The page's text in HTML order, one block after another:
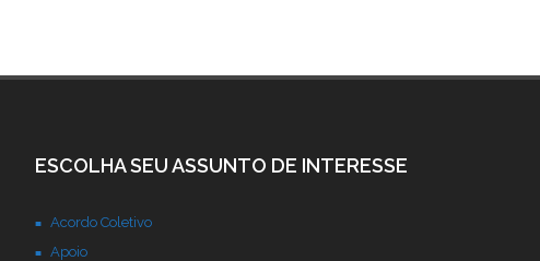
ESCOLHA SEU ASSUNTO DE INTERESSE
Acordo Coletivo
Apoio